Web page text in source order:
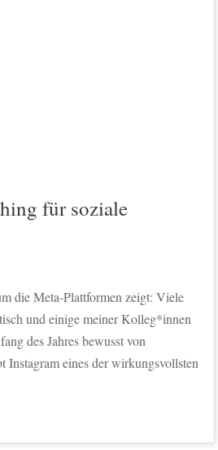
für soziale
die Meta-Plattformen zeigt: Viele
und einige meiner Kolleg*innen
des Jahres bewusst von
Instagram eines der wirkungsvollsten